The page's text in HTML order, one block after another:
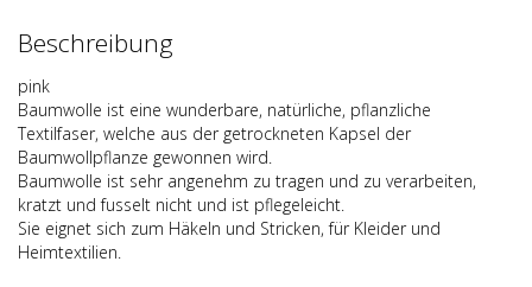
Beschreibung
pink
Baumwolle ist eine wunderbare, natürliche, pflanzliche
Textilfaser, welche aus der getrockneten Kapsel der
Baumwollpflanze gewonnen wird.
Baumwolle ist sehr angenehm zu tragen und zu verarbeiten,
kratzt und fusselt nicht und ist pflegeleicht.
Sie eignet sich zum Häkeln und Stricken, für Kleider und
Heimtextilien.